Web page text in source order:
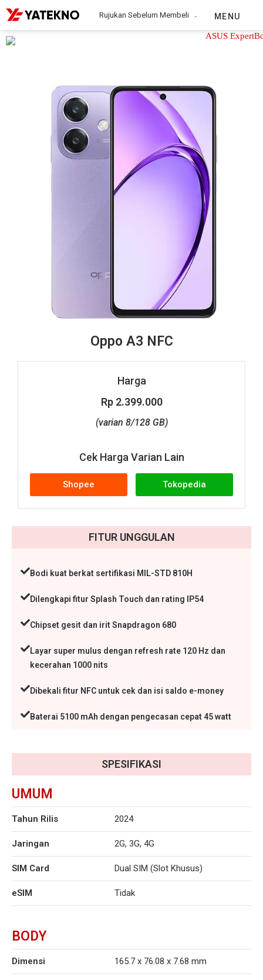
Rujukan Sebelum Membeli MENU
Oppo A3 NFC
Harga
Rp 2.399.000
(varian 8/128 GB)
Cek Harga Varian Lain
Shopee Tokopedia
FITUR UNGGULAN
Bodi kuat berkat sertifikasi MIL-STD 810H
Dilengkapi fitur Splash Touch dan rating IP54
Chipset gesit dan irit Snapdragon 680
Layar super mulus dengan refresh rate 120 Hz dan
kecerahan 1000 nits
Dibekali fitur NFC untuk cek dan isi saldo e-money
Baterai 5100 mAh dengan pengecasan cepat 45 watt
SPESIFIKASI
UMUM
Tahun Rilis 2024
Jaringan 2G, 3G, 4G
SIM Card Dual SIM (Slot Khusus)
eSIM Tidak
BODY
Dimensi 165.7 x 76.08 x 7.68 mm